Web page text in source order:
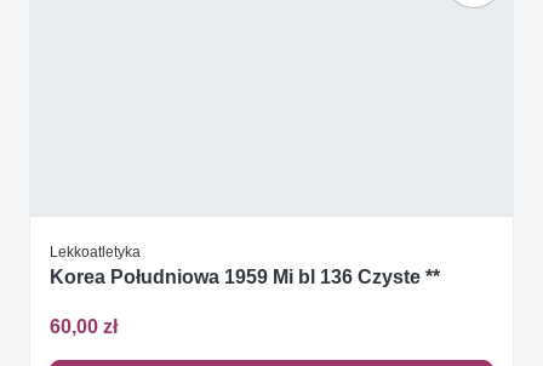
Lekkoatletyka
Korea Południowa 1959 Mi bl 136 Czyste **
60,00 zł